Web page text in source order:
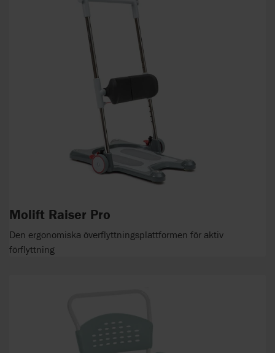
Molift Raiser Pro
Den ergonomiska överflyttningsplattformen för aktiv
förflyttning